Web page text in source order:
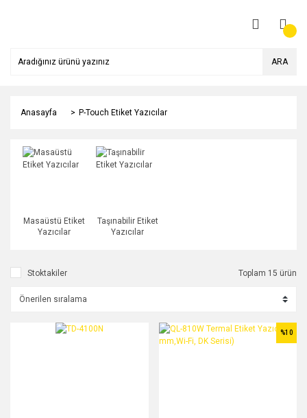
ARA
Anasayfa P-Touch Etiket Yazıcılar
Masaüstü Etiket
Yazıcılar
Taşınabilir Etiket
Yazıcılar
Stoktakiler Toplam 15 ürün
%10